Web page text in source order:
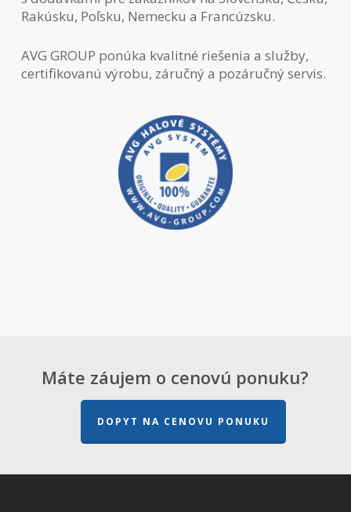
Rakúsku, Poľsku, Nemecku a Francúzsku.
AVG GROUP ponúka kvalitné riešenia a služby,
certifikovanú výrobu, záručný a pozáručný servis.
Máte záujem o cenovú ponuku?
DOPYT NA CENOVU PONUKU